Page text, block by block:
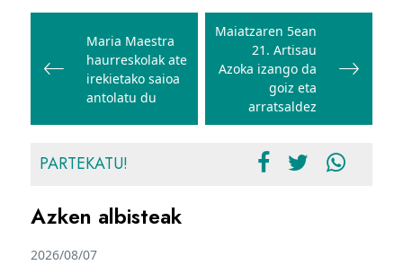
Bidalketetan
zehar
nabigatu
Maria Maestra
haurreskolak ate
irekietako saioa
antolatu du
Maiatzaren 5ean
21. Artisau
Azoka izango da
goiz eta
arratsaldez
PARTEKATU!
Azken albisteak
2026/08/07